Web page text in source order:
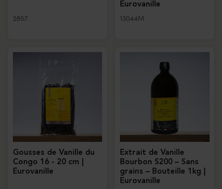
2857
Eurovanille
13044M
Gousses de Vanille du
Congo 16 - 20 cm |
Eurovanille
Extrait de Vanille
Bourbon S200 – Sans
grains – Bouteille 1kg |
Eurovanille